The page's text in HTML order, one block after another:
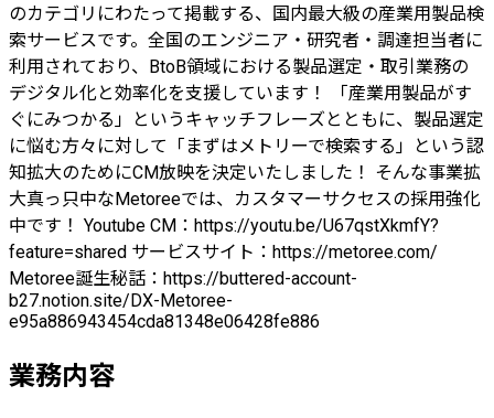
のカテゴリにわたって掲載する、国内最大級の産業用製品検
索サービスです。全国のエンジニア・研究者・調達担当者に
利用されており、BtoB領域における製品選定・取引業務の
デジタル化と効率化を支援しています！ 「産業用製品がす
ぐにみつかる」というキャッチフレーズとともに、製品選定
に悩む方々に対して「まずはメトリーで検索する」という認
知拡大のためにCM放映を決定いたしました！ そんな事業拡
大真っ只中なMetoreeでは、カスタマーサクセスの採用強化
中です！ Youtube CM：https://youtu.be/U67qstXkmfY?
feature=shared サービスサイト：https://metoree.com/
Metoree誕生秘話：https://buttered-account-
b27.notion.site/DX-Metoree-
e95a886943454cda81348e06428fe886
業務内容